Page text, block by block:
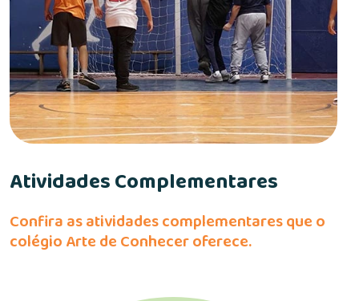
Atividades Complementares
Confira as atividades complementares que o
colégio Arte de Conhecer oferece.